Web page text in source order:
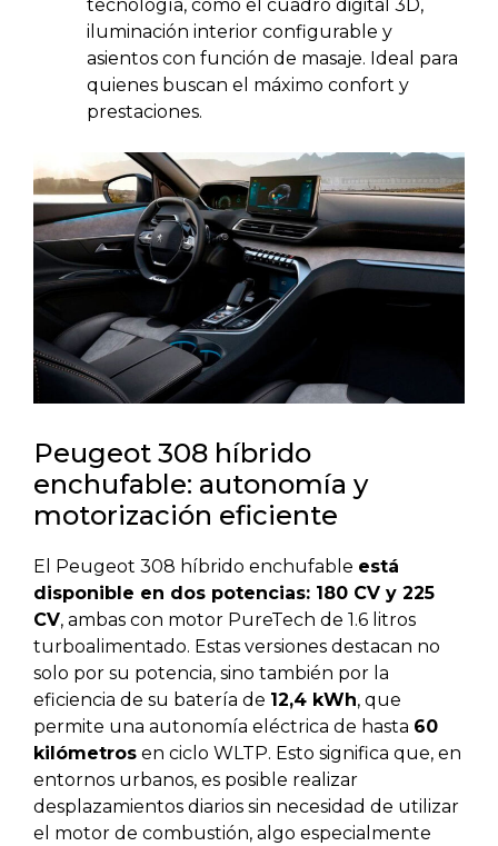
tecnología, como el cuadro digital 3D,
iluminación interior configurable y
asientos con función de masaje. Ideal para
quienes buscan el máximo confort y
prestaciones.
Peugeot 308 híbrido
enchufable: autonomía y
motorización eficiente
El Peugeot 308 híbrido enchufable está
disponible en dos potencias: 180 CV y 225
CV, ambas con motor PureTech de 1.6 litros
turboalimentado. Estas versiones destacan no
solo por su potencia, sino también por la
eficiencia de su batería de 12,4 kWh, que
permite una autonomía eléctrica de hasta 60
kilómetros en ciclo WLTP. Esto significa que, en
entornos urbanos, es posible realizar
desplazamientos diarios sin necesidad de utilizar
el motor de combustión, algo especialmente